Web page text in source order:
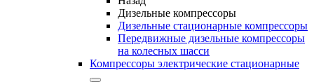
Дизельные компрессоры
Дизельные стационарные компрессоры
Передвижные дизельные компрессоры
на колесных шасси
Компрессоры электрические стационарные